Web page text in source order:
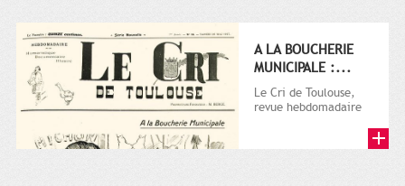
A LA BOUCHERIE
MUNICIPALE :...
Le Cri de Toulouse,
revue hebdomadaire